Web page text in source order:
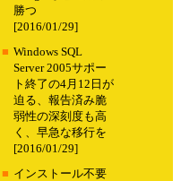
勝つ
[2016/01/29]
■ Windows SQL
Server 2005サポー
ト終了の4月12日が
迫る、報告済み脆
弱性の深刻度も高
く、早急な移行を
[2016/01/29]
■ インストール不要